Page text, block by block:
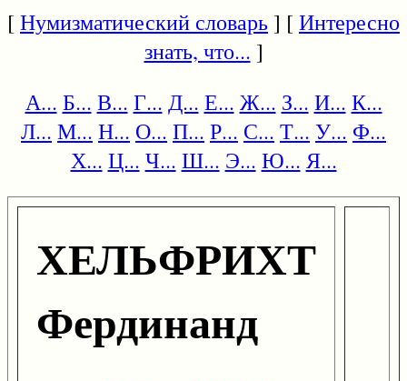
[Нумизматический словарь] [Интересно
знать, что... ]
А... Б... В... Г... Д... Е... Ж... З... И... К...
Л... М... Н... О... П... Р... С... Т... У... Ф...
Х... Ц... Ч... Ш... Э... Ю... Я...
ХЕЛЬФРИХТ
Фердинанд